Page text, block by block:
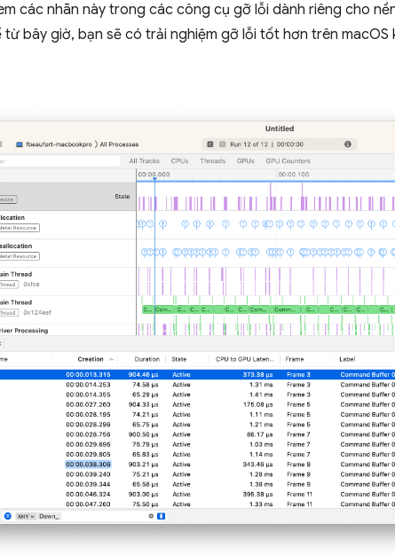
các nhãn này trong các công cụ gỡ lỗi dành riêng cho
từ bây giờ, bạn sẽ có trải nghiệm gỡ lỗi tốt hơn trên macOS